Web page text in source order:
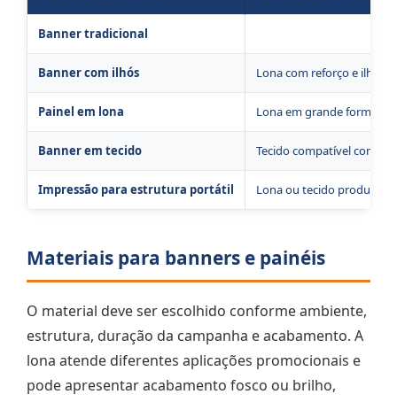
Banner tradicional
Banner com ilhós Lona com reforço e ilhós
Painel em lona Lona em grande formato,
Banner em tecido Tecido compatível com a
Impressão para estrutura portátil Lona ou tecido
Materiais para banners e painéis
O material deve ser escolhido conforme ambiente,
estrutura, duração da campanha e acabamento. A
lona atende diferentes aplicações promocionais e
pode apresentar acabamento fosco ou brilho,